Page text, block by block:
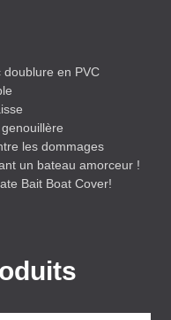
doublure en PVC
les dommages
un bateau amorceur !
Bait Boat Cover!